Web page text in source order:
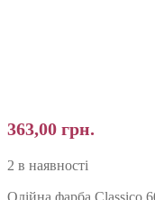
363,00 грн.
2 в наявності
Олійна фарба Classico